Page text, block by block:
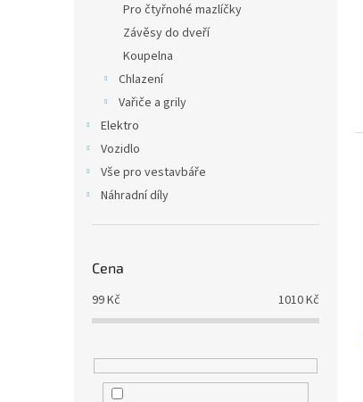
Pro čtyřnohé mazlíčky
Závěsy do dveří
Koupelna
Chlazení
Vařiče a grily
Elektro
Vozidlo
Vše pro vestavbáře
Náhradní díly
Cena
99Kč 1010Kč